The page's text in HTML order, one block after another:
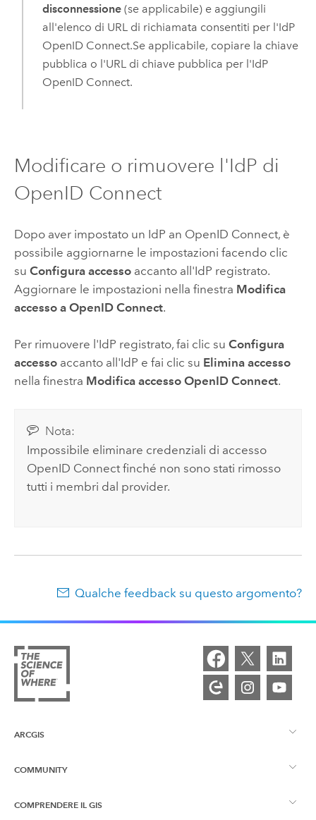
disconnessione(se applicabile) e aggiungili
all'elenco di URL di richiamata consentiti per l'IdP
OpenID Connect.Se applicabile, copiare la chiave
pubblica o l'URL di chiave pubblica per l'IdP
OpenID Connect.
Modificare o rimuovere l'IdP di
OpenID Connect
Dopo aver impostato un IdP an OpenID Connect, è
possibile aggiornarne le impostazioni facendo clic
su Configura accessoaccanto all'IdP registrato.
Aggiornare le impostazioni nella finestra Modifica
accesso a OpenID Connect.
Per rimuovere l'IdP registrato, fai clic su Configura
accessoaccanto all'IdP e fai clic su Elimina accesso
nella finestra Modifica accesso OpenID Connect.
Nota:
Impossibile eliminare credenziali di accesso
OpenID Connect finché non sono stati rimosso
tutti i membri dal provider.
Qualche feedback su questo argomento?
ARCGIS
Panoramica ArcGIS
COMMUNITY
Community Esri
COMPRENDERE IL GIS